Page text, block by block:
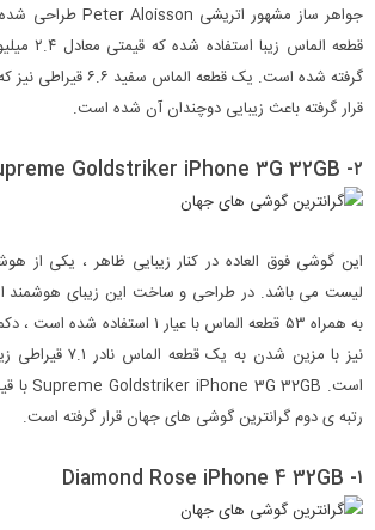
قطعه
قرار گرفته باعث زیبایی دوچندان آن شده است.
۲- Supreme Goldstriker iPhone 3G 32GB
این گوشی فوق العاده در کنار زیبایی ظاهر ، یکی از
به همراه ۵۳ قطعه الماس با عیار ۱
نیز با مزین شدن به
رتبه ی دوم گرانترین گوشی های جهان قرار گرفته است.
۱- Diamond Rose iPhone 4 32GB